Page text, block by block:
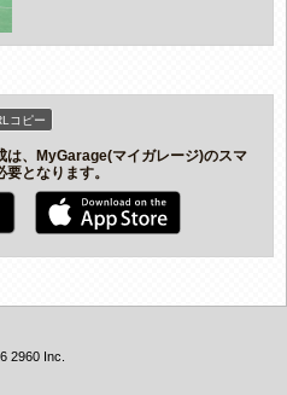
コピー
は、MyGarage(マイガレージ)のスマ
となります。
2960 Inc.